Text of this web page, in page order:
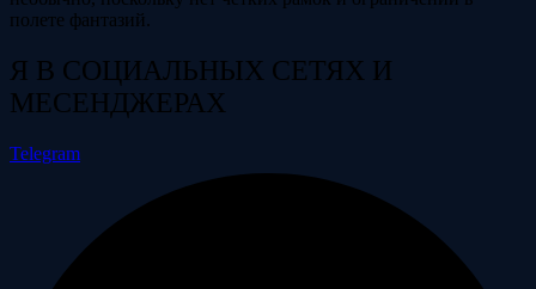
полете фантазий.
Я В СОЦИАЛЬНЫХ СЕТЯХ И
МЕСЕНДЖЕРАХ
Telegram